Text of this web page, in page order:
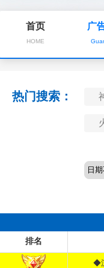
首页
HOME
广
热门搜索：
排名
◆